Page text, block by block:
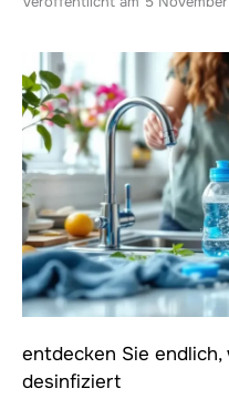
entdecken Sie
desinfiziert